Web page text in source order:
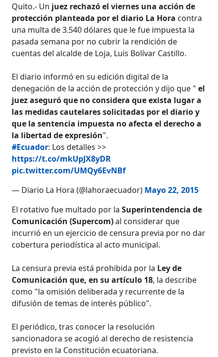
Quito.- Un juez rechazó el viernes una acción de
protección planteada por el diario La Hora contra
una multa de 3.540 dólares que le fue impuesta la
pasada semana por no cubrir la rendición de
cuentas del alcalde de Loja, Luis Bolívar Castillo.
El diario informó en su edición digital de la
denegación de la acción de protección y dijo que "el
juez aseguró que no considera que exista lugar a
las medidas cautelares solicitadas por el diario y
que la sentencia impuesta no afecta el derecho a
la libertad de expresión".
#Ecuador: Los detalles >>
https://t.co/mkUpJX8yDR
pic.twitter.com/UMQy6EvNBf
— Diario La Hora (@lahoraecuador) Mayo 22, 2015
El rotativo fue multado por laSuperintendencia de
Comunicación (Supercom)al considerar que
incurrió en un ejercicio de censura previa por no dar
cobertura periodística al acto municipal.
La censura previa está prohibida por la Ley de
Comunicación que, en su artículo 18, la describe
como "la omisión deliberada y recurrente de la
difusión de temas de interés público".
El periódico, tras conocer la resolución
sancionadora se acogió al derecho de resistencia
previsto en la Constitución ecuatoriana.